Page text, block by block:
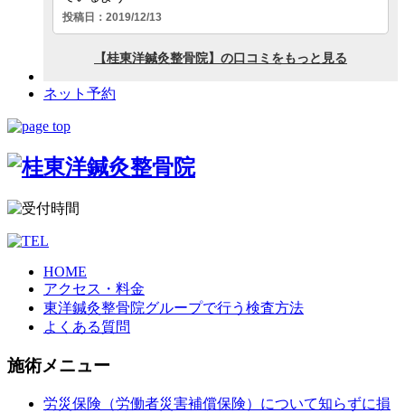
ネット予約
HOME
アクセス・料金
東洋鍼灸整骨院グループで行う検査方法
よくある質問
施術メニュー
労災保険（労働者災害補償保険）について知らずに損